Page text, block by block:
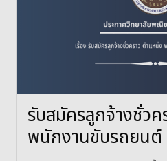
รับสมัครลูกจ้างชั่ว
พนักงานขับรถยนต์